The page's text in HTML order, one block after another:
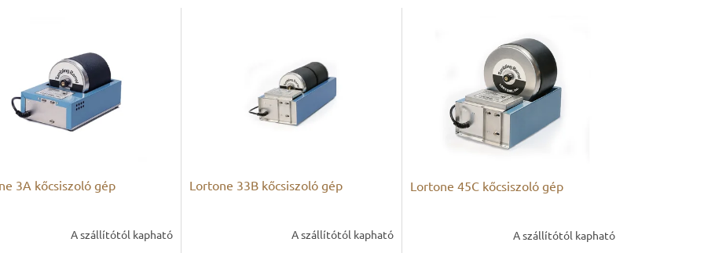
3A kőcsiszoló gép
A szállítótól kapható
Lortone 33B kőcsiszoló gép
A szállítótól kapható
Lortone 45C kőcsiszoló gép
A szállítótól kapható